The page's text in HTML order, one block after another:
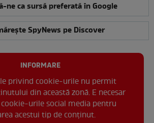
ne ca sursă preferată în Google
SpyNews pe Discover
INFORMARE
privind cookie-urile nu permit
din această zonă. E necesar
urile social media pentru
acestui tip de conținut.